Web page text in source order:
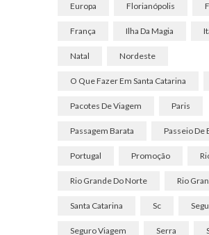
Europa Florianópolis
França Ilha Da Magia
Natal Nordeste
O Que Fazer Em Santa Catarina
Pacotes De Viagem Paris
Passagem Barata Passeio De
Portugal Promoção
Rio Grande Do Norte Rio
Santa Catarina Sc
Seguro Viagem Serra